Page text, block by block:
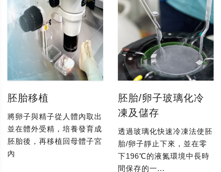
胚胎移植
將卵子與精子從人體內取出
並在體外受精，培養發育成
胚胎後，再移植回母體子宮
內
胚胎/卵子玻璃化冷
凍及儲存
透過玻璃化快速冷凍法使胚
胎/卵子靜止下來，並在零
下196℃的液氮環境中長時
間保存的一...